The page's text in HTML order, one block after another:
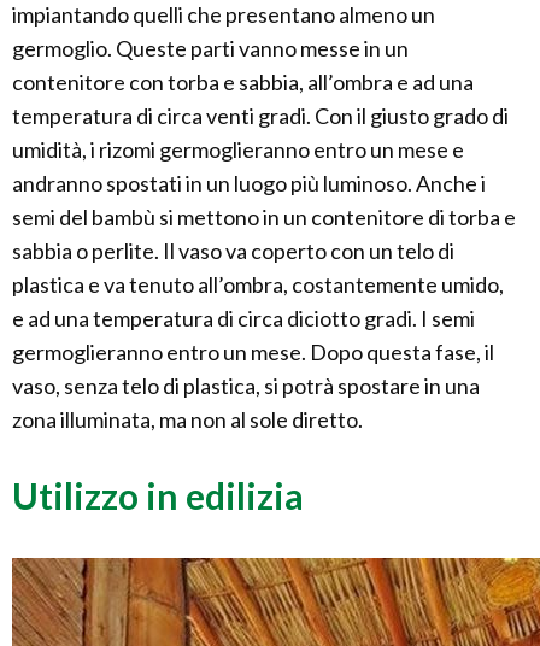
impiantando quelli che presentano almeno un
germoglio. Queste parti vanno messe in un
contenitore con torba e sabbia, all’ombra e ad una
temperatura di circa venti gradi. Con il giusto grado di
umidità, i rizomi germoglieranno entro un mese e
andranno spostati in un luogo più luminoso. Anche i
semi del bambù si mettono in un contenitore di torba e
sabbia o perlite. Il vaso va coperto con un telo di
plastica e va tenuto all’ombra, costantemente umido,
e ad una temperatura di circa diciotto gradi. I semi
germoglieranno entro un mese. Dopo questa fase, il
vaso, senza telo di plastica, si potrà spostare in una
zona illuminata, ma non al sole diretto.
Utilizzo in edilizia